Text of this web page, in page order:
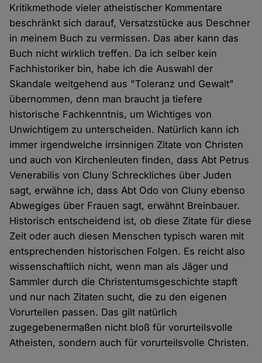
Kritikmethode vieler atheistischer Kommentare
beschränkt sich darauf, Versatzstücke aus Deschner
in meinem Buch zu vermissen. Das aber kann das
Buch nicht wirklich treffen. Da ich selber kein
Fachhistoriker bin, habe ich die Auswahl der
Skandale weitgehend aus "Toleranz und Gewalt"
übernommen, denn man braucht ja tiefere
historische Fachkenntnis, um Wichtiges von
Unwichtigem zu unterscheiden. Natürlich kann ich
immer irgendwelche irrsinnigen Zitate von Christen
und auch von Kirchenleuten finden, dass Abt Petrus
Venerabilis von Cluny Schreckliches über Juden
sagt, erwähne ich, dass Abt Odo von Cluny ebenso
Abwegiges über Frauen sagt, erwähnt Breinbauer.
Historisch entscheidend ist, ob diese Zitate für diese
Zeit oder auch diesen Menschen typisch waren mit
entsprechenden historischen Folgen. Es reicht also
wissenschaftlich nicht, wenn man als Jäger und
Sammler durch die Christentumsgeschichte stapft
und nur nach Zitaten sucht, die zu den eigenen
Vorurteilen passen. Das gilt natürlich
zugegebenermaßen nicht bloß für vorurteilsvolle
Atheisten, sondern auch für vorurteilsvolle Christen.